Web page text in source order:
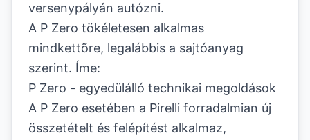
versenypályán autózni.
A P Zero tökéletesen alkalmas
mindkettõre, legalábbis a sajtóanyag
szerint. Íme:
P Zero - egyedülálló technikai megoldások
A P Zero esetében a Pirelli forradalmian új
összetételt és felépítést alkalmaz,